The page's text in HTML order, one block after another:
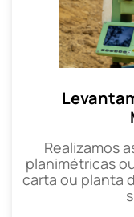
Realizamos
planimétricas
carta ou planta